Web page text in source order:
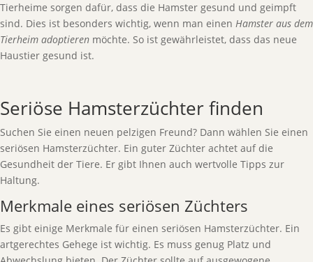
Tierheime sorgen dafür, dass die Hamster gesund und geimpft
sind. Dies ist besonders wichtig, wenn man einen Hamster aus dem
Tierheim adoptieren möchte. So ist gewährleistet, dass das neue
Haustier gesund ist.
Seriöse Hamsterzüchter finden
Suchen Sie einen neuen pelzigen Freund? Dann wählen Sie einen
seriösen Hamsterzüchter. Ein guter Züchter achtet auf die
Gesundheit der Tiere. Er gibt Ihnen auch wertvolle Tipps zur
Haltung.
Merkmale eines seriösen Züchters
Es gibt einige Merkmale für einen seriösen Hamsterzüchter. Ein
artgerechtes Gehege ist wichtig. Es muss genug Platz und